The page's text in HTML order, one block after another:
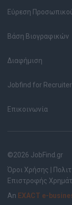
Εύρεση
Βάση Βιογραφικών
Διαφήμιση
Jobfind for
Επικοινωνία
©2026 JobFind.gr
Όροι Χρήσης
Επιστροφής
An EXACT e-